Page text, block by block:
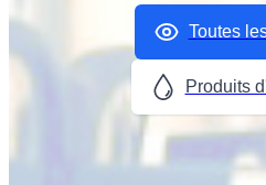
Toutes
Produits